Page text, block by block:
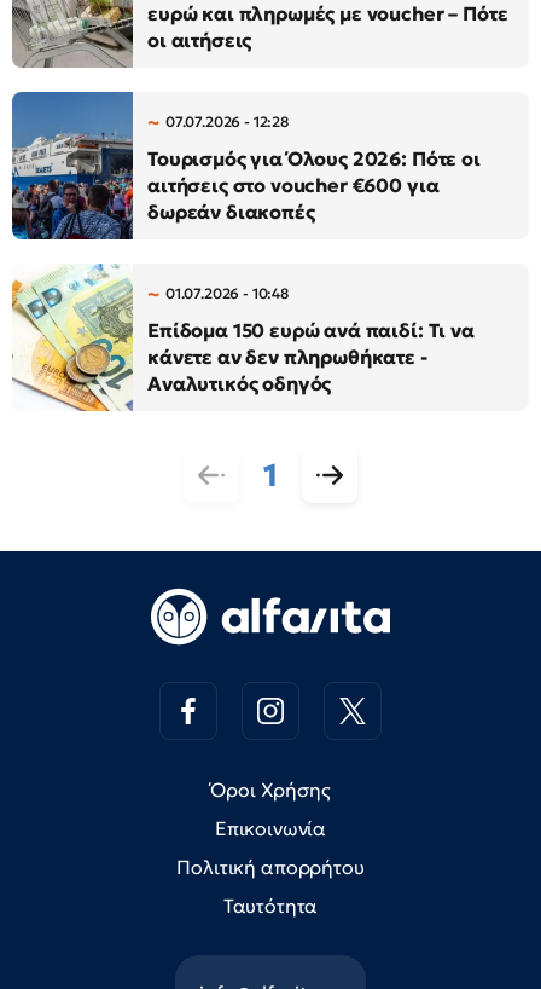
ευρώ και πληρωμές με voucher – Πότε
οι αιτήσεις
07.07.2026 - 12:28
Τουρισμός για Όλους 2026: Πότε οι
αιτήσεις στο voucher €600 για
δωρεάν διακοπές
01.07.2026 - 10:48
Επίδομα 150 ευρώ ανά παιδί: Τι να
κάνετε αν δεν πληρωθήκατε -
Αναλυτικός οδηγός
1
Όροι Χρήσης
Επικοινωνία
Πολιτική απορρήτου
Ταυτότητα